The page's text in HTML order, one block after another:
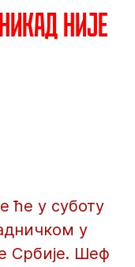
није
ће у суботу
у
Србије. Шеф